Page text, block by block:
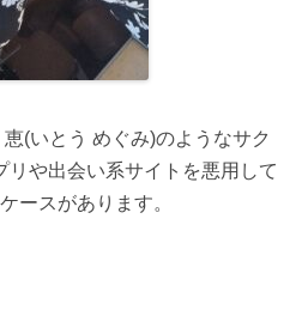
(いとう めぐみ)のようなサク
リや出会い系サイトを悪用して
ースがあります。